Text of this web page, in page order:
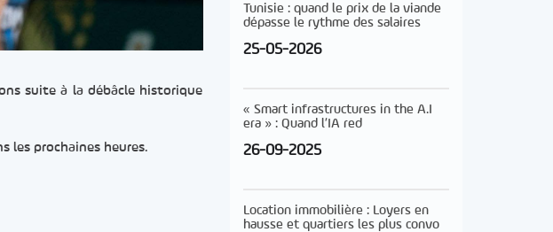
suite à la débâcle historique
les prochaines heures.
Tunisie : quand le prix de la viande
dépasse le rythme des salaires
25-05-2026
« Smart infrastructures in the A.I
era » : Quand l’IA red
26-09-2025
Location immobilière : Loyers en
hausse et quartiers les plus convo